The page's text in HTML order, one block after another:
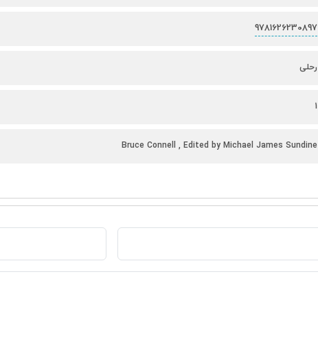
9781626230897
رحلی
1
Bruce Connell , Edited by Michael James Sundine